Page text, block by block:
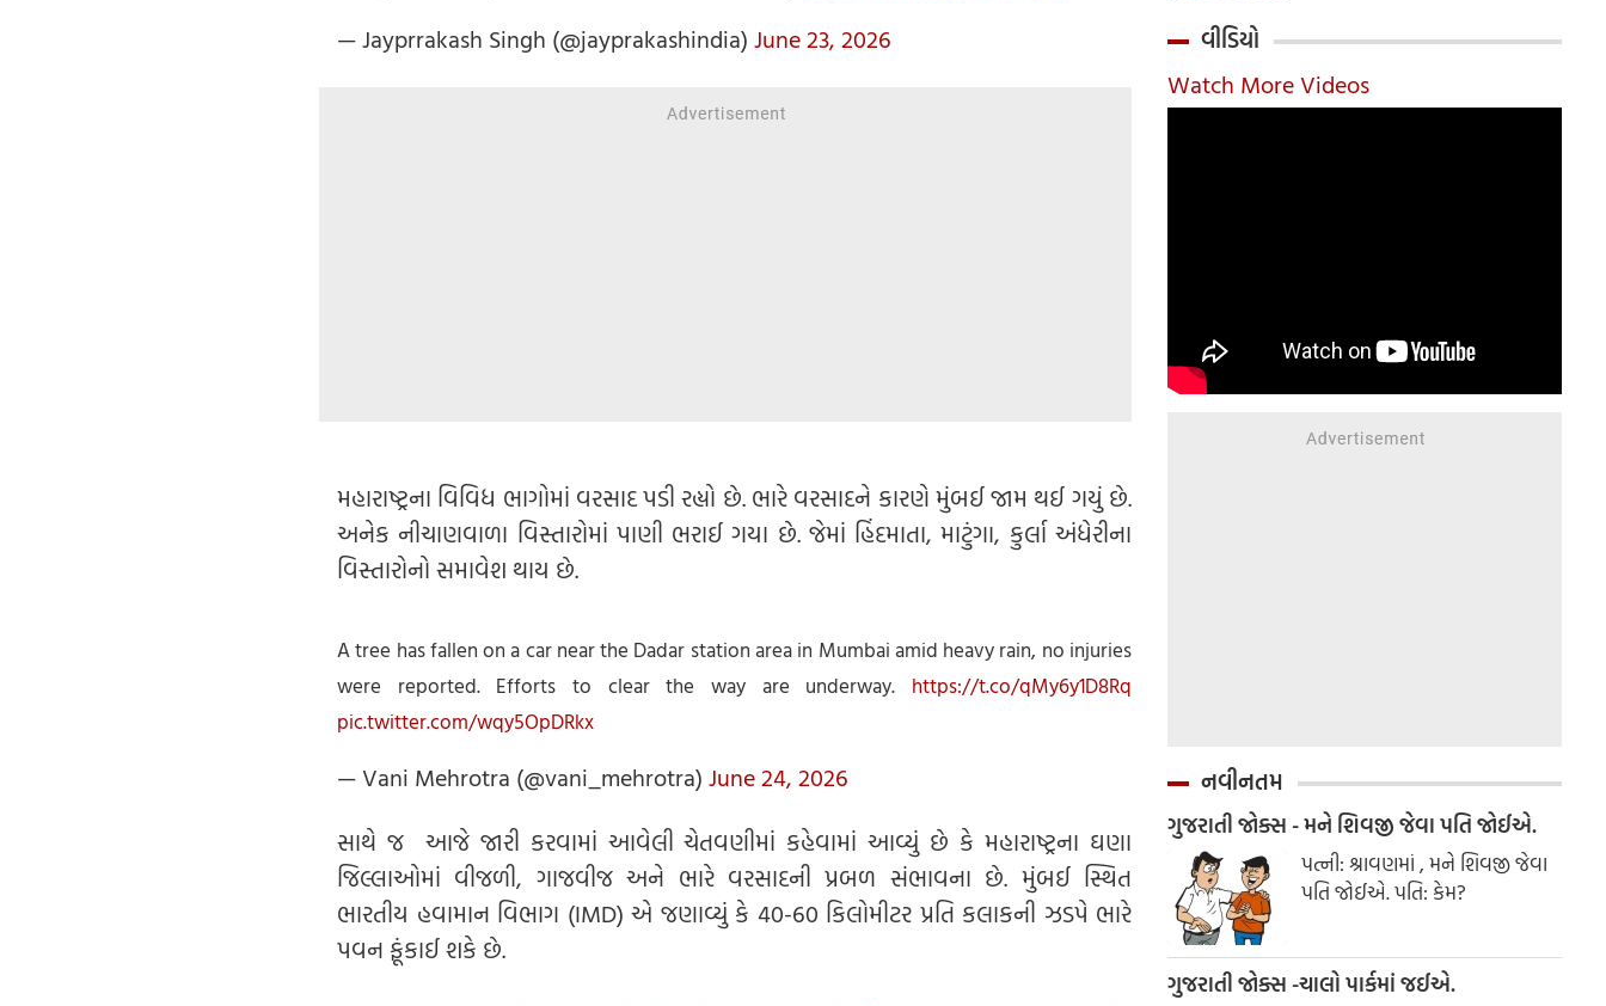
— Jayprrakash Singh (@jayprakashindia) June 23, 2026
મહારાષ્ટ્રના વિવિધ ભાગોમાં વરસાદ પડી રહ્યો છે. ભારે વરસાદને કારણે મુંબઈ જામ થઈ ગયું છે.
અનેક નીચાણવાળા વિસ્તારોમાં પાણી ભરાઈ ગયા છે. જેમાં હિંદમાતા, માટુંગા, કુર્લા અંધેરીના
વિસ્તારોનો સમાવેશ થાય છે.
A tree has fallen on a car near the Dadar station area in Mumbai amid heavy rain, no injuries
were reported. Efforts to clear the way are underway. https://t.co/qMy6y1D8Rq
pic.twitter.com/wqy5OpDRkx
— Vani Mehrotra (@vani_mehrotra) June 24, 2026
સાથે જ આજે જારી કરવામાં આવેલી ચેતવણીમાં કહેવામાં આવ્યું છે કે મહારાષ્ટ્રના ઘણા
જિલ્લાઓમાં વીજળી, ગાજવીજ અને ભારે વરસાદની પ્રબળ સંભાવના છે. મુંબઈ સ્થિત
ભારતીય હવામાન વિભાગ (IMD) એ જણાવ્યું કે 40-60 કિલોમીટર પ્રતિ કલાકની ઝડપે ભારે
પવન ફૂંકાઈ શકે છે.
વીડિયો
Watch More Videos
નવીનતમ
ગુજરાતી જોક્સ - મને શિવજી જેવા પતિ જોઈએ.
પત્ની: શ્રાવણમાં , મને શિવજી જેવા
પતિ જોઈએ. પતિ: કેમ?
ગુજરાતી જોક્સ -ચાલો પાર્કમાં જઈએ.